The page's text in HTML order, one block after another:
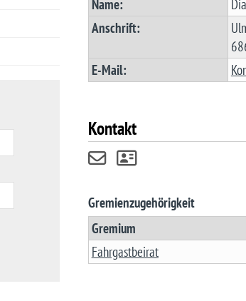
Name:
Anschrift:
E-Mail:
Kontakt
Gremienzugehörigkeit
Gremium
Fahrgastbeirat